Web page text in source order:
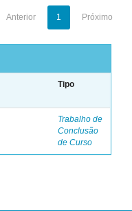
Anterior 1 Próximo
Tipo
Trabalho de
Conclusão
de Curso